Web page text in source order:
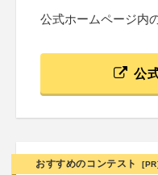
公式ホームページ内
公
おすすめのコンテスト